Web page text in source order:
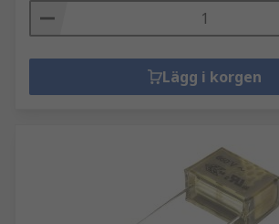
Lägg i korgen